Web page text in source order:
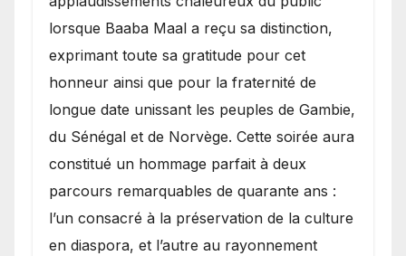
lorsque Baaba Maal a reçu sa distinction,
exprimant toute sa gratitude pour cet
honneur ainsi que pour la fraternité de
longue date unissant les peuples de Gambie,
du Sénégal et de Norvège. Cette soirée aura
constitué un hommage parfait à deux
parcours remarquables de quarante ans :
l’un consacré à la préservation de la culture
en diaspora, et l’autre au rayonnement